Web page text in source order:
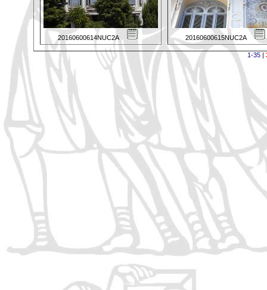
20160600614NUC2A 20160600615NUC2A
1-35|